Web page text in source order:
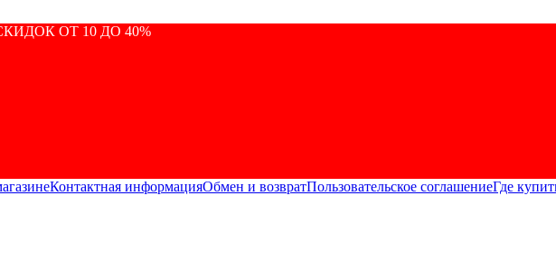
ОТ 10 ДО 40%
Контактная информацияОбмен и возвратПользовательское соглашениеГде